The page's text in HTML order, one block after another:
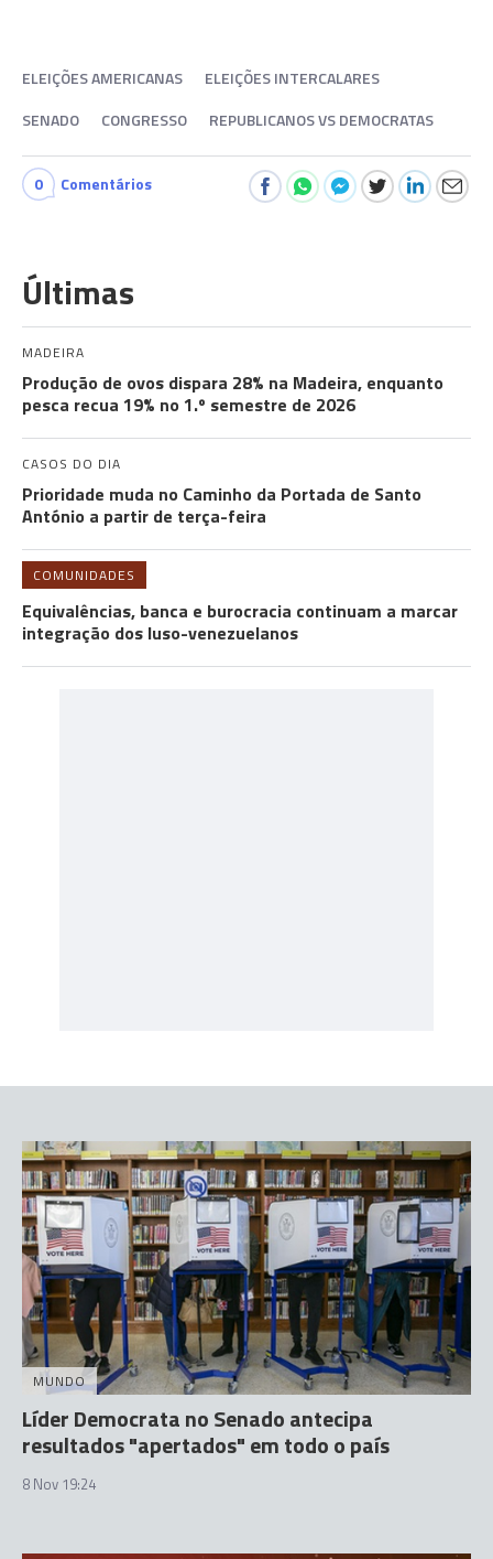
ELEIÇÕES AMERICANAS
ELEIÇÕES INTERCALARES
SENADO
CONGRESSO REPUBLICANOS VS DEMOCRATAS
0 Comentários
Últimas
MADEIRA
Produção de ovos dispara 28% na Madeira, enquanto
pesca recua 19% no 1.º semestre de 2026
CASOS DO DIA
Prioridade muda no Caminho da Portada de Santo
António a partir de terça-feira
COMUNIDADES
Equivalências, banca e burocracia continuam a marcar
integração dos luso-venezuelanos
MUNDO
Líder Democrata no Senado antecipa
resultados "apertados" em todo o país
8 Nov 19:24